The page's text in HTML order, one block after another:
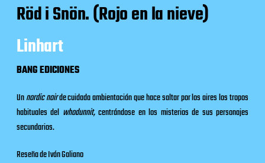
Röd i Snön. (Rojo en la nieve)
Linhart
BANG EDICIONES
Unnordic noirde cuidada ambientación que hace saltar por los aires los tropos
habituales del whodunnit,centrándose en los misterios de sus personajes
secundarios.
Reseña de Iván Galiano